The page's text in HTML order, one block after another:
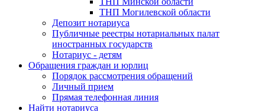
ТНП Могилевской области
Депозит нотариуса
Публичные реестры нотариальных палат
иностранных государств
Нотариус - детям
Обращения граждан и юрлиц
Порядок рассмотрения обращений
Личный прием
Прямая телефонная линия
Найти нотариуса